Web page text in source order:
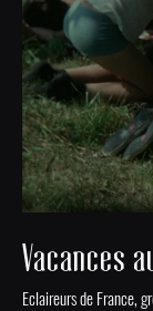
Vacances
Eclaireurs de France,